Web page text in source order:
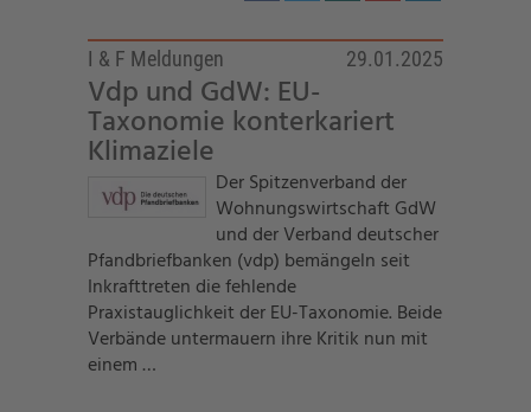
I & F Meldungen 29.01.2025
Vdp und GdW: EU-
Taxonomie konterkariert
Klimaziele
Der Spitzenverband der
Wohnungswirtschaft GdW
und der Verband deutscher
Pfandbriefbanken (vdp) bemängeln seit
Inkrafttreten die fehlende
Praxistauglichkeit der EU-Taxonomie. Beide
Verbände untermauern ihre Kritik nun mit
einem …